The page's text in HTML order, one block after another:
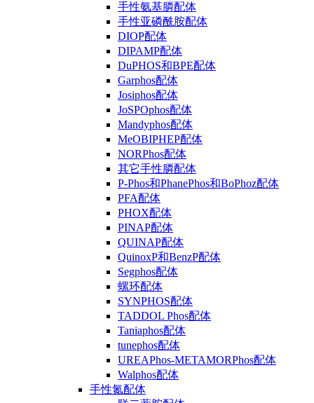
手性氨基膦配体
手性亚磷酰胺配体
DIOP配体
DIPAMP配体
DuPHOS和BPE配体
Garphos配体
Josiphos配体
JoSPOphos配体
Mandyphos配体
MeOBIPHEP配体
NORPhos配体
其它手性膦配体
P-Phos和PhanePhos和BoPhoz配体
PFA配体
PHOX配体
PINAP配体
QUINAP配体
QuinoxP和BenzP配体
Segphos配体
螺环配体
SYNPHOS配体
TADDOL Phos配体
Taniaphos配体
tunephos配体
UREAPhos-METAMORPhos配体
Walphos配体
手性氮配体